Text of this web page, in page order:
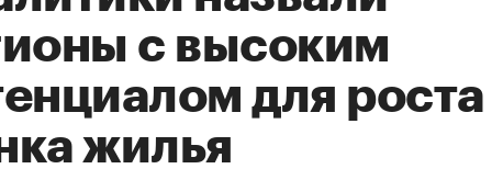
с высоким
для роста
жилья